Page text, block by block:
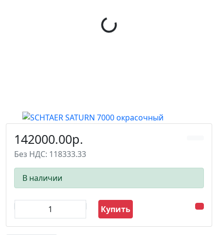
142000.00р.
Без НДС: 118333.33
В наличии
Купить